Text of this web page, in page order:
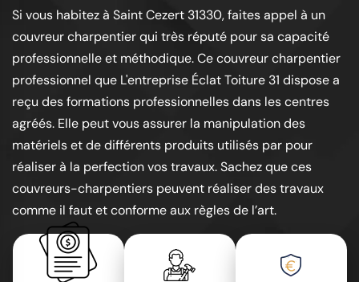
Si vous habitez à Saint Cezert 31330, faites appel à un
couvreur charpentier qui très réputé pour sa capacité
professionnelle et méthodique. Ce couvreur charpentier
professionnel que L'entreprise Éclat Toiture 31 dispose a
reçu des formations professionnelles dans les centres
agréés. Elle peut vous assurer la manipulation des
matériels et de différents produits utilisés par pour
réaliser à la perfection vos travaux. Sachez que ces
couvreurs-charpentiers peuvent réaliser des travaux
comme il faut et conforme aux règles de l’art.